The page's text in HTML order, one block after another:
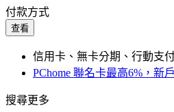
付款方式
查看
信用卡、無卡分期、行動支
PChome 聯名卡最高6%，新
搜尋更多